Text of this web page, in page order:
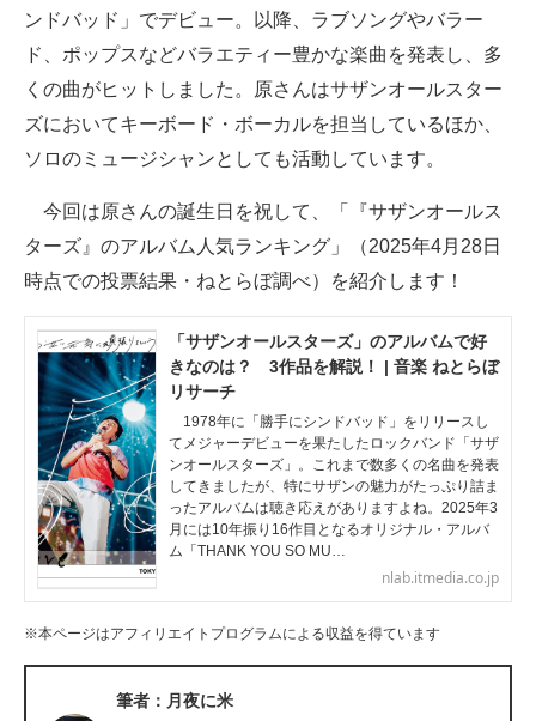
進化するPCとデバイスの未来
好きが集まる 比べて選べる
企業ITのトレンドを詳説
マーケ×ITの今がよく分かる
ITエンジニア向け専門サイト
企業向けIT製品の総合サイト
IT製品の技術・比較・事例
製造業のIT導入・活用を支援
電子設計の基本と応用
ンドバッド」でデビュー。以降、ラブソングやバラー
ド、ポップスなどバラエティー豊かな楽曲を発表し、多
くの曲がヒットしました。原さんはサザンオールスター
ズにおいてキーボード・ボーカルを担当しているほか、
ソロのミュージシャンとしても活動しています。
今回は原さんの誕生日を祝して、「『サザンオールス
ターズ』のアルバム人気ランキング」（2025年4月28日
時点での投票結果・ねとらぼ調べ）を紹介します！
「サザンオールスターズ」のアルバムで好
きなのは？ 3作品を解説！ | 音楽 ねとらぼ
リサーチ
1978年に「勝手にシンドバッド」をリリースし
てメジャーデビューを果たしたロックバンド「サザ
ンオールスターズ」。これまで数多くの名曲を発表
してきましたが、特にサザンの魅力がたっぷり詰ま
ったアルバムは聴き応えがありますよね。2025年3
月には10年振り16作目となるオリジナル・アルバ
ム「THANK YOU SO MU…
nlab.itmedia.co.jp
※本ページはアフィリエイトプログラムによる収益を得ています
筆者：月夜に米